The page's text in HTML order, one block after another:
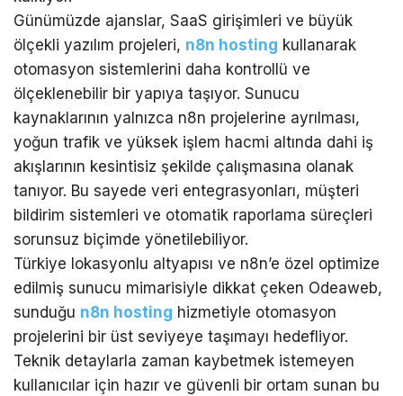
Günümüzde ajanslar, SaaS girişimleri ve büyük
ölçekli yazılım projeleri, n8n hosting kullanarak
otomasyon sistemlerini daha kontrollü ve
ölçeklenebilir bir yapıya taşıyor. Sunucu
kaynaklarının yalnızca n8n projelerine ayrılması,
yoğun trafik ve yüksek işlem hacmi altında dahi iş
akışlarının kesintisiz şekilde çalışmasına olanak
tanıyor. Bu sayede veri entegrasyonları, müşteri
bildirim sistemleri ve otomatik raporlama süreçleri
sorunsuz biçimde yönetilebiliyor.
Türkiye lokasyonlu altyapısı ve n8n’e özel optimize
edilmiş sunucu mimarisiyle dikkat çeken Odeaweb,
sunduğu n8n hosting hizmetiyle otomasyon
projelerini bir üst seviyeye taşımayı hedefliyor.
Teknik detaylarla zaman kaybetmek istemeyen
kullanıcılar için hazır ve güvenli bir ortam sunan bu